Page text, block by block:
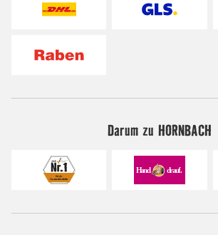
Darum zu HORNBACH